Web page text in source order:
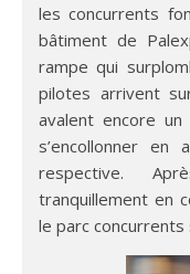
les concurrents
bâtiment de
rampe qui
pilotes arrivent
avalent encore
s’encollonner
respective.
tranquillement en
le parc concurrents